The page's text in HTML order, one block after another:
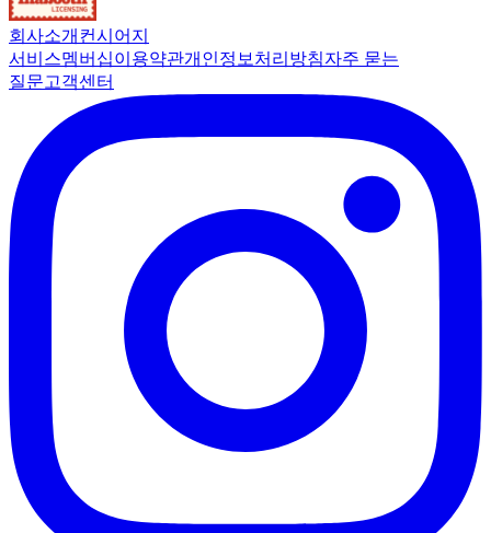
회사소개 컨시어지
서비스멤버십이용약관개인정보처리방침자주 묻는
질문고객센터